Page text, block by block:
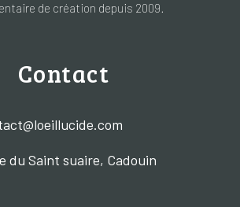
de création depuis 2009.
Contact
du Saint suaire, Cadouin